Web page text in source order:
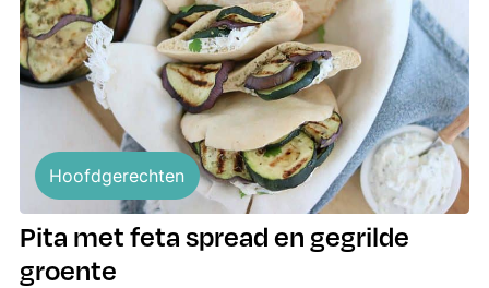
Hoofdgerechten
Pita met feta spread en gegrilde
groente